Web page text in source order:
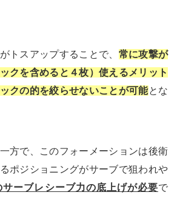
トスアップすることで、 常に攻撃が
クを含めると４枚）使えるメリット
クの的を絞らせないことが可能とな
方で、このフォーメーションは後衛
ポジショニングがサーブで狙われや
サーブレシーブ力の底上げが必要で